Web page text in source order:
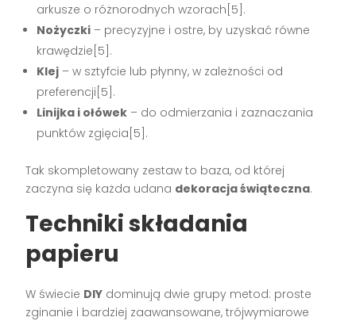
arkusze o różnorodnych wzorach[5].
Nożyczki – precyzyjne i ostre, by uzyskać równe
krawędzie[5].
Klej – w sztyfcie lub płynny, w zależności od
preferencji[5].
Linijka i ołówek – do odmierzania i zaznaczania
punktów zgięcia[5].
Tak skompletowany zestaw to baza, od której
zaczyna się każda udana dekoracja świąteczna.
Techniki składania
papieru
W świecie DIY dominują dwie grupy metod: proste
zginanie i bardziej zaawansowane, trójwymiarowe